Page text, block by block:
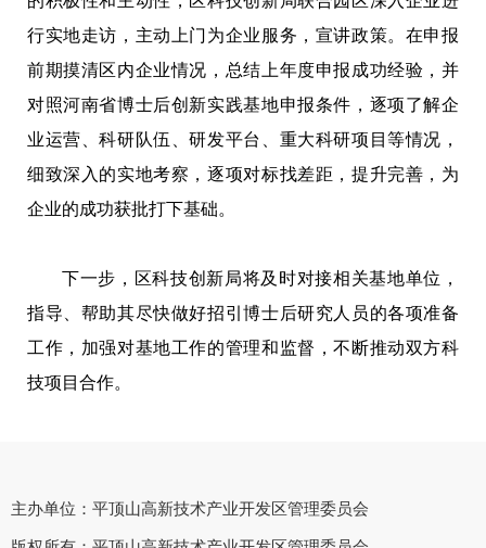
行实地走访，主动上门为企业服务，宣讲政策。在申报
前期摸清区内企业情况，总结上年度申报成功经验，并
对照河南省博士后创新实践基地申报条件，逐项了解企
业运营、科研队伍、研发平台、重大科研项目等情况，
细致深入的实地考察，逐项对标找差距，提升完善，为
企业的成功获批打下基础。
下一步，区科技创新局将及时对接相关基地单位，
指导、帮助其尽快做好招引博士后研究人员的各项准备
工作，加强对基地工作的管理和监督，不断推动双方科
技项目合作。
主办单位：平顶山高新技术产业开发区管理委员会